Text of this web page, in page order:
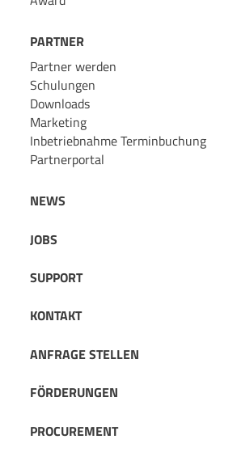
PARTNER
Partner werden
Schulungen
Downloads
Marketing
Inbetriebnahme Terminbuchung
Partnerportal
NEWS
JOBS
SUPPORT
KONTAKT
ANFRAGE STELLEN
FÖRDERUNGEN
PROCUREMENT